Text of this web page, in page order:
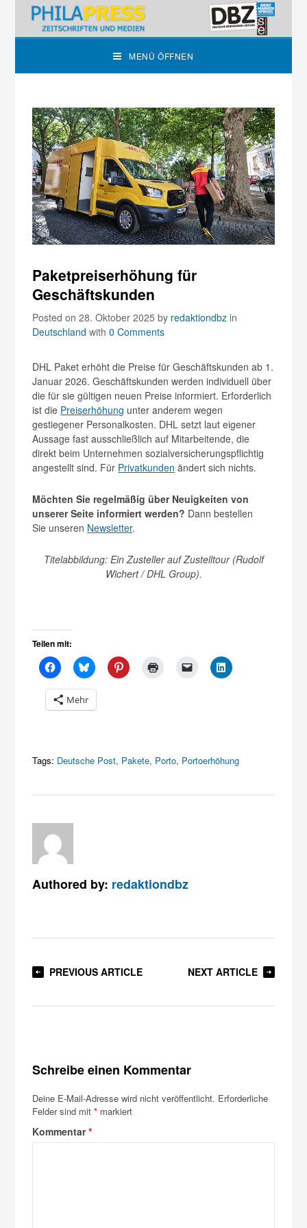
MENÜ ÖFFNEN
Paketpreiserhöhung für
Geschäftskunden
Posted on 28. Oktober 2025by redaktiondbz in
Deutschland with0 Comments
DHL Paket erhöht die Preise für Geschäftskunden ab 1.
Januar 2026. Geschäftskunden werden individuell über
die für sie gültigen neuen Preise informiert. Erforderlich
ist die Preiserhöhung unter anderem wegen
gestiegener Personalkosten. DHL setzt laut eigener
Aussage fast ausschließlich auf Mitarbeitende, die
direkt beim Unternehmen sozialversicherungspflichtig
angestellt sind. Für Privatkunden ändert sich nichts.
Möchten Sie regelmäßig über Neuigkeiten von
unserer Seite informiert werden? Dann bestellen
Sie unseren Newsletter.
Titelabbildung: Ein Zusteller auf Zustelltour (Rudolf
Wichert / DHL Group).
Teilen mit:
Mehr
Tags: Deutsche Post, Pakete, Porto, Portoerhöhung
Authored by: redaktiondbz
PREVIOUS ARTICLE NEXT ARTICLE
Schreibe einen Kommentar
Deine E-Mail-Adresse wird nicht veröffentlicht. Erforderliche
Felder sind mit* markiert
Kommentar*